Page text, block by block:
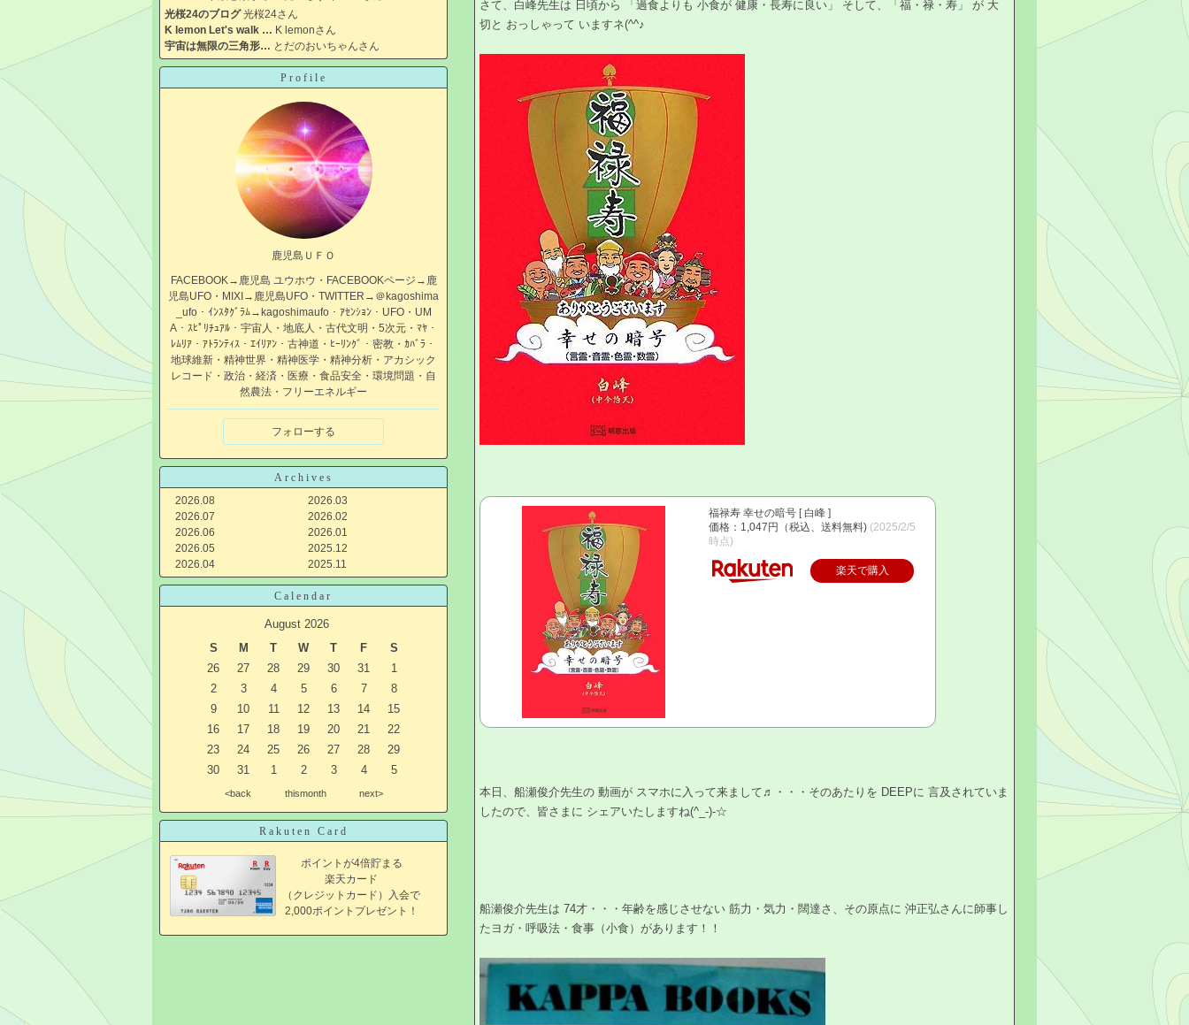
光桜24のブログ光桜24さん
K lemon Let's walk … K lemonさん
宇宙は無限の三角形… とだのおいちゃんさん
Profile
鹿児島ＵＦＯ
FACEBOOK→鹿児島 ユウホウ・FACEBOOKページ→鹿
児島UFO・MIXI→鹿児島UFO・TWITTER→＠kagoshima
_ufo・ｲﾝｽﾀｸﾞﾗﾑ→kagoshimaufo・ｱｾﾝｼｮﾝ・UFO・UM
A・ｽﾋﾟﾘﾁｭｱﾙ・宇宙人・地底人・古代文明・5次元・ﾏﾔ・
ﾚﾑﾘｱ・ｱﾄﾗﾝﾃｨｽ・ｴｲﾘｱﾝ・古神道・ﾋｰﾘﾝｸﾞ・密教・ｶﾊﾞﾗ・
地球維新・精神世界・精神医学・精神分析・アカシック
レコード・政治・経済・医療・食品安全・環境問題・自
然農法・フリーエネルギー
フォローする
Archives
2026.08
2026.07
2026.06
2026.05
2026.04
2026.03
2026.02
2026.01
2025.12
2025.11
Calendar
August 2026
S
M T W T F
S
26
27 28 29 30 31
1
2
3 4 5 6 7
8
9
10 11 12 13 14
15
16
17 18 19 20 21
22
23
24 25 26 27 28
29
30
31 1 2 3 4 5
<back thismonth next>
Rakuten Card
ポイントが4倍貯まる
楽天カード
（クレジットカード）入会で
2,000ポイントプレゼント！
さて、白峰先生は 日頃から 「過食よりも 小食が 健康・長寿に良い」 そして、「福・禄・寿」 が 大
切と おっしゃって いますネ(^^♪
福禄寿 幸せの暗号 [ 白峰 ]
価格：1,047円（税込、送料無料) (2025/2/5
時点)
楽天で購入
本日、船瀬俊介先生の 動画が スマホに入って来まして♬・・・そのあたりを DEEPに 言及されていま
したので、皆さまに シェアいたしますね(^_-)-☆
船瀬俊介先生は 74才・・・年齢を感じさせない 筋力・気力・闊達さ、その原点に 沖正弘さんに師事し
たヨガ・呼吸法・食事（小食）があります！！